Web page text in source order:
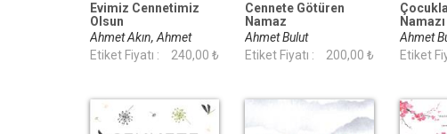
Evimiz Cennetimiz
Olsun
Ahmet Akın, Ahmet
Bulut
Etiket Fiyatı : 240,00 ₺
Cennete Götüren
Namaz
Ahmet Bulut
Etiket Fiyatı :
200,00 ₺
Namazı
Ahmet
Etiket